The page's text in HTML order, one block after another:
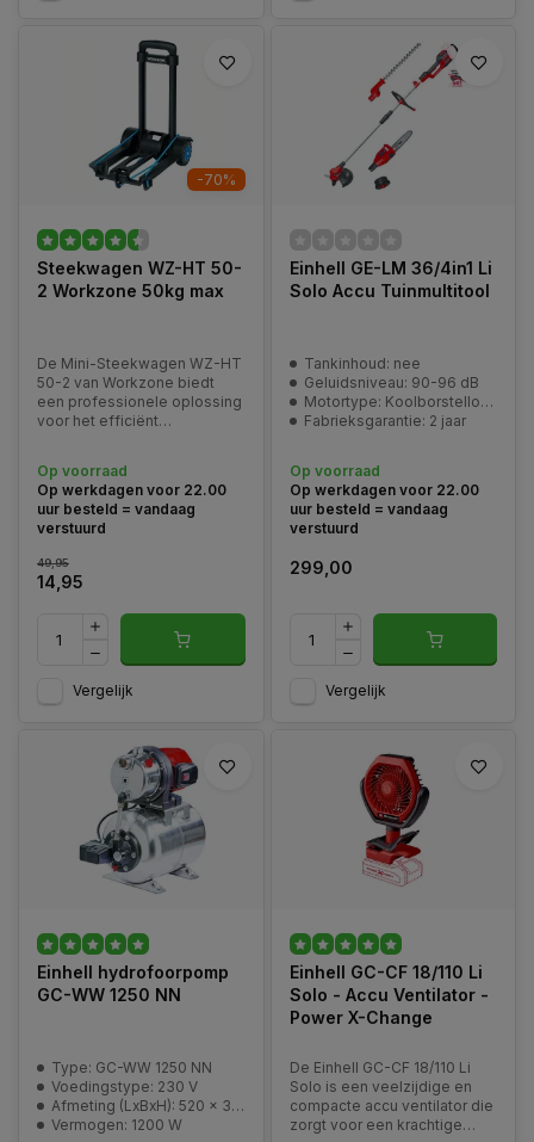
-70%
Steekwagen WZ-HT 50-
2 Workzone 50kg max
De Mini-Steekwagen WZ-HT
50-2 van Workzone biedt
een professionele oplossing
voor het efficiënt
Op voorraad
Op werkdagen voor 22.00
uur besteld = vandaag
verstuurd
49,95
14,95
Vergelijk
Einhell GE-LM 36/4in1 Li
Solo Accu Tuinmultitool
Tankinhoud: nee
Geluidsniveau: 90-96 dB
Motortype: Koolborstelloos
Fabrieksgarantie: 2 jaar
Op voorraad
Op werkdagen voor 22.00
uur besteld = vandaag
verstuurd
299,00
Vergelijk
Einhell hydrofoorpomp
GC-WW 1250 NN
Type: GC-WW 1250 NN
Voedingstype: 230 V
Afmeting (LxBxH): 520 x 300 x 570 mm
Vermogen: 1200 W
Einhell GC-CF 18/110 Li
Solo - Accu Ventilator -
Power X-Change
De Einhell GC-CF 18/110 Li
Solo is een veelzijdige en
compacte accu ventilator die
zorgt voor een krachtige